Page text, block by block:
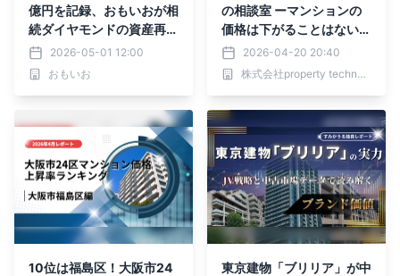
億円を記録、おもいおが相
続ダイヤモンドの資産再評
価体制を強化
2026-05-01 12:00
おもいお
の相談室 ーマンションの
価格は下がることはない
の？（第6回：“住む価
値”と“投資リスク”をどう
両立させるか）｜PropTec
2026-04-20 20:40
株式会社property technologies
10位は福島区！大阪市24
東京建物「ブリリア」が中